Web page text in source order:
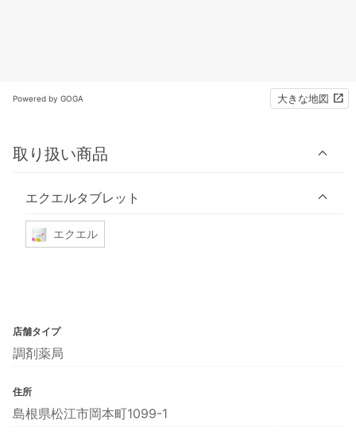
Powered by GOGA 大きな地図
取り扱い商品
エクエルタブレット
エクエル
店舗タイプ
調剤薬局
住所
島根県松江市岡本町1099-1